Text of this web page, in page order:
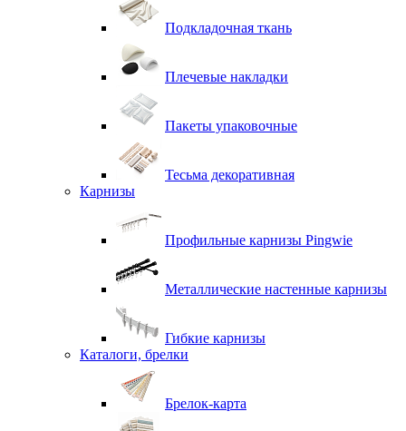
Подкладочная ткань
Плечевые накладки
Пакеты упаковочные
Тесьма декоративная
Карнизы
Профильные карнизы Pingwie
Металлические настенные карнизы
Гибкие карнизы
Каталоги, брелки
Брелок-карта